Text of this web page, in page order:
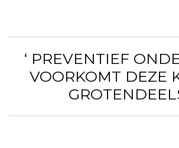
‘ PREVENTIEF
VOORKOMT DEZE